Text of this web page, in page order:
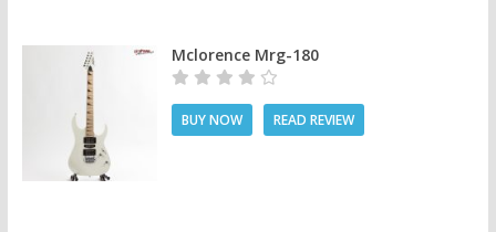
Mclorence Mrg-180
BUY NOW READ REVIEW